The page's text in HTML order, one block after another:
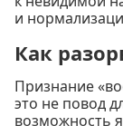
и
Как
Признание
это не повод
возможность